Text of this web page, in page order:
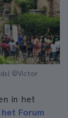
©Victor
in het
Forum